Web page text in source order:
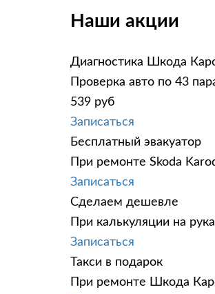
Наши акции
Диагностика Шкода
Проверка авто по 43
539 руб
Записаться
Бесплатный эвакуатор
При ремонте Skoda
Записаться
Сделаем дешевле
При калькуляции на
Записаться
Такси в подарок
При ремонте Шкода